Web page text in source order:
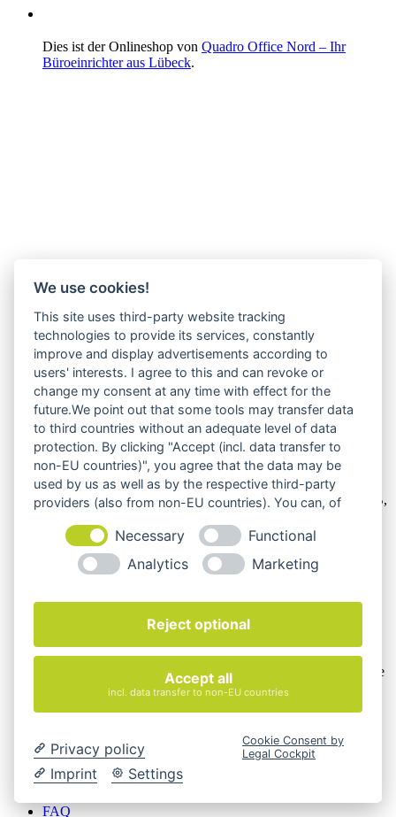
Dies ist der Onlineshop von Quadro Office Nord – Ihr
Büroeinrichter aus Lübeck.
Wir verkaufen online ausschließlich an Unternehmer
Unsere Angebote richten sich nur an Unternehmer, §14 BGB,
Personengesellschaften, die bei Abschluss eines
Rechtsgeschäfts in Ausübung ihrer gewerblichen oder
selbständigen beruflichen Tätigkeit handeln. Wir schließen
keine Verträge mit Verbrauchern,§ 13 BGB.
Ausstattung, Farbe oder Konfiguration von der
Artikelbeschreibung abweichen können. Maßgeblich sind die
Beschreibungen und Abbildungen im unverbindlichen
Cookie-Einstellungen ändern
Über Uns
FAQ
We use cookies!
This site uses third-party website tracking
technologies to provide its services, constantly
improve and display advertisements according to
users' interests. I agree to this and can revoke or
change my consent at any time with effect for the
future.We point out that some tools may transfer data
to third countries without an adequate level of data
protection. By clicking "Accept (incl. data transfer to
non-EU countries)", you agree that the data may be
used by us as well as by the respective third-party
providers (also from non-EU countries). You can, of
Necessary
Functional
Analytics
Marketing
Reject optional
Accept all
incl. data transfer to non-EU countries
Privacy policy
Imprint
Settings
Cookie Consent by
Legal Cockpit